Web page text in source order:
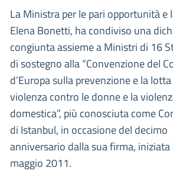
La Ministra per le pari opportunità e
Elena Bonetti, ha condiviso una
congiunta assieme a Ministri di 16
di sostegno alla “Convenzione del
d’Europa sulla prevenzione e la
violenza contro le donne e la
domestica”, più conosciuta come
di Istanbul, in occasione del decimo
anniversario dalla sua firma, iniziata
maggio 2011.